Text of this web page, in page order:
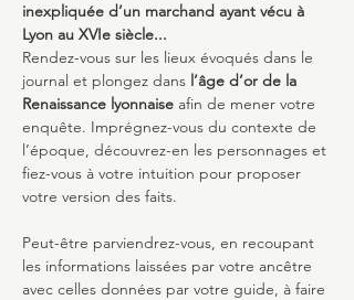
inexpliquée d’un marchand ayant vécu à
Lyon au XVIe siècle...
Rendez-vous sur les lieux évoqués dans le
journal et plongez dans l’âge d’or de la
Renaissance lyonnaise afin de mener votre
enquête. Imprégnez-vous du contexte de
l’époque, découvrez-en les personnages et
fiez-vous à votre intuition pour proposer
votre version des faits.
Peut-être parviendrez-vous, en recoupant
les informations laissées par votre ancêtre
avec celles données par votre guide, à faire